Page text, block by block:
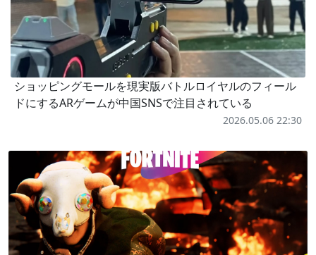
ショッピングモールを現実版バトルロイヤルのフィール
ドにするARゲームが中国SNSで注目されている
2026.05.06 22:30